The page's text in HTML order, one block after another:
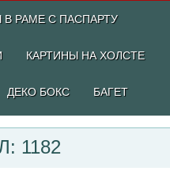
В РАМЕ С ПАСПАРТУ
КАРТИНЫ НА ХОЛСТЕ
ДЕКО БОКС БАГЕТ
1182